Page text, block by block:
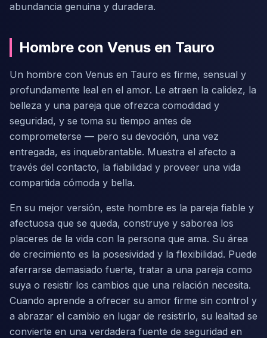
abundancia genuina y duradera.
Hombre con Venus en Tauro
Un hombre con Venus en Tauro es firme, sensual y
profundamente leal en el amor. Le atraen la calidez, la
belleza y una pareja que ofrezca comodidad y
seguridad, y se toma su tiempo antes de
comprometerse — pero su devoción, una vez
entregada, es inquebrantable. Muestra el afecto a
través del contacto, la fiabilidad y proveer una vida
compartida cómoda y bella.
En su mejor versión, este hombre es la pareja fiable y
afectuosa que se queda, construye y saborea los
placeres de la vida con la persona que ama. Su área
de crecimiento es la posesividad y la flexibilidad. Puede
aferrarse demasiado fuerte, tratar a una pareja como
suya o resistir los cambios que una relación necesita.
Cuando aprende a ofrecer su amor firme sin control y
a abrazar el cambio en lugar de resistirlo, su lealtad se
convierte en una verdadera fuente de seguridad en